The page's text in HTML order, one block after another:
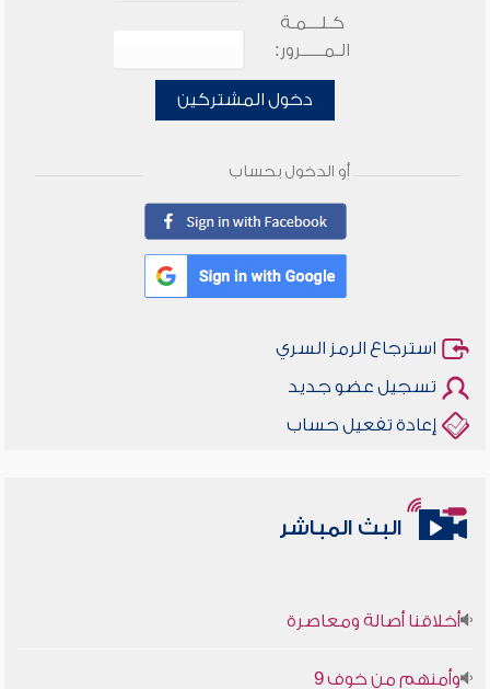
كـلـــمـة
الـمـــــرور:
دخول المشتركين
أو الدخول بحساب
استرجاع الرمز السري
تسجيل عضو جديد
إعادة تفعيل حساب
البث المباشر
أخلاقنا أصالة ومعاصرة
وأمنهم من خوف 9